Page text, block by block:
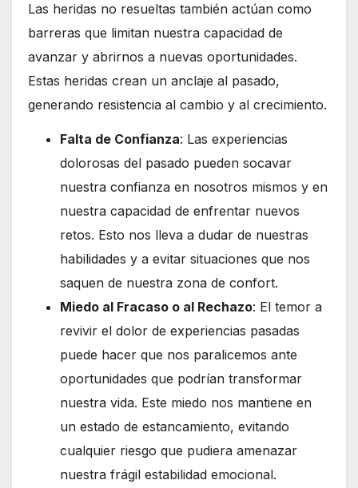
Las heridas no resueltas también actúan como
barreras que limitan nuestra capacidad de
avanzar y abrirnos a nuevas oportunidades.
Estas heridas crean un anclaje al pasado,
generando resistencia al cambio y al crecimiento.
Falta de Confianza: Las experiencias
dolorosas del pasado pueden socavar
nuestra confianza en nosotros mismos y en
nuestra capacidad de enfrentar nuevos
retos. Esto nos lleva a dudar de nuestras
habilidades y a evitar situaciones que nos
saquen de nuestra zona de confort.
Miedo al Fracaso o al Rechazo: El temor a
revivir el dolor de experiencias pasadas
puede hacer que nos paralicemos ante
oportunidades que podrían transformar
nuestra vida. Este miedo nos mantiene en
un estado de estancamiento, evitando
cualquier riesgo que pudiera amenazar
nuestra frágil estabilidad emocional.